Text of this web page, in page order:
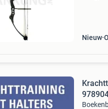
Nieuw